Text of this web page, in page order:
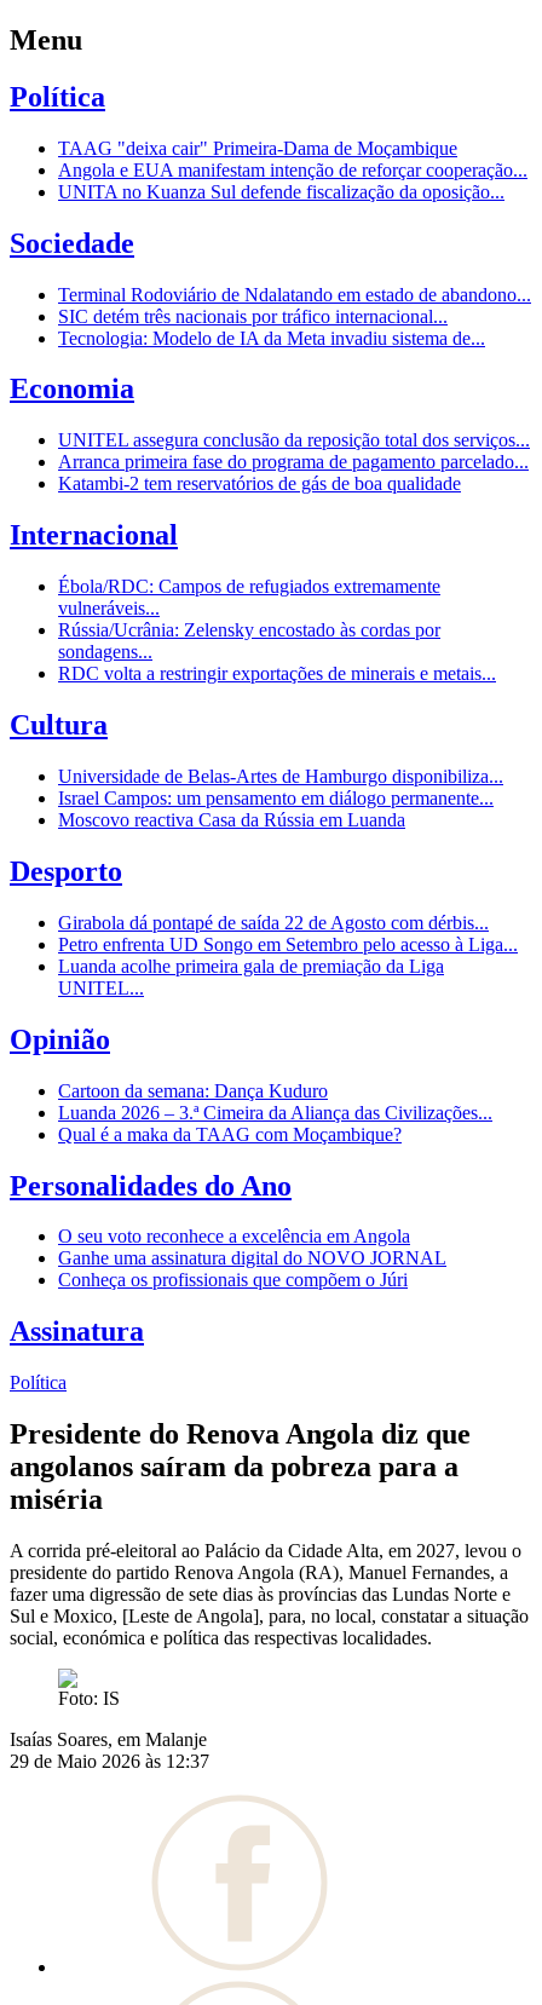
Menu
Política
TAAG "deixa cair" Primeira-Dama de Moçambique
Angola e EUA manifestam intenção de reforçar cooperação...
UNITA no Kuanza Sul defende fiscalização da oposição...
Sociedade
Terminal Rodoviário de Ndalatando em estado de abandono...
SIC detém três nacionais por tráfico internacional...
Tecnologia: Modelo de IA da Meta invadiu sistema de...
Economia
UNITEL assegura conclusão da reposição total dos serviços...
Arranca primeira fase do programa de pagamento parcelado...
Katambi-2 tem reservatórios de gás de boa qualidade
Internacional
Ébola/RDC: Campos de refugiados extremamente
vulneráveis...
Rússia/Ucrânia: Zelensky encostado às cordas por
sondagens...
RDC volta a restringir exportações de minerais e metais...
Cultura
Universidade de Belas-Artes de Hamburgo disponibiliza...
Israel Campos: um pensamento em diálogo permanente...
Moscovo reactiva Casa da Rússia em Luanda
Desporto
Girabola dá pontapé de saída 22 de Agosto com dérbis...
Petro enfrenta UD Songo em Setembro pelo acesso à Liga...
Luanda acolhe primeira gala de premiação da Liga
UNITEL...
Opinião
Cartoon da semana: Dança Kuduro
Luanda 2026 – 3.ª Cimeira da Aliança das Civilizações...
Qual é a maka da TAAG com Moçambique?
Personalidades do Ano
O seu voto reconhece a excelência em Angola
Ganhe uma assinatura digital do NOVO JORNAL
Conheça os profissionais que compõem o Júri
Assinatura
Política
Presidente do Renova Angola diz que
angolanos saíram da pobreza para a
miséria
A corrida pré-eleitoral ao Palácio da Cidade Alta, em 2027, levou o
presidente do partido Renova Angola (RA), Manuel Fernandes, a
fazer uma digressão de sete dias às províncias das Lundas Norte e
Sul e Moxico, [Leste de Angola], para, no local, constatar a situação
social, económica e política das respectivas localidades.
Foto: IS
Isaías Soares, em Malanje
29 de Maio 2026 às 12:37